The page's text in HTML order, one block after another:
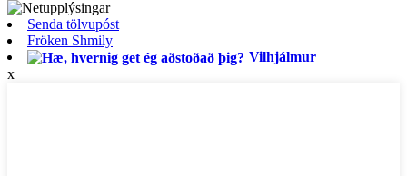
Senda tölvupóst
Fröken Shmily
Vilhjálmur
x